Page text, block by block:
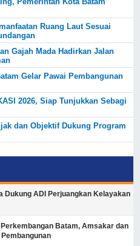
Ruang Laut Sesuai
Gajah Mada Hadirkan Jalan
Gelar Pawai Pembangunan
2026, Siap Tunjukkan Sebagi
dan Objektif Dukung Program
Dukung ADI Perjuangkan Kelayakan
Batam, Amsakar dan